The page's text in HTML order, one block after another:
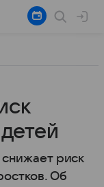
риск
Об